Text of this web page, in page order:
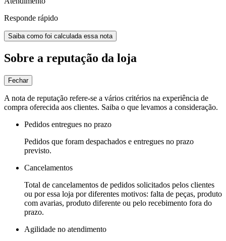
Responde rápido
Saiba como foi calculada essa nota
Sobre a reputação da loja
Fechar
A nota de reputação refere-se a vários critérios na experiência de
compra oferecida aos clientes. Saiba o que levamos a consideração.
Pedidos entregues no prazo
Pedidos que foram despachados e entregues no prazo
previsto.
Cancelamentos
Total de cancelamentos de pedidos solicitados pelos clientes
ou por essa loja por diferentes motivos: falta de peças, produto
com avarias, produto diferente ou pelo recebimento fora do
prazo.
Agilidade no atendimento